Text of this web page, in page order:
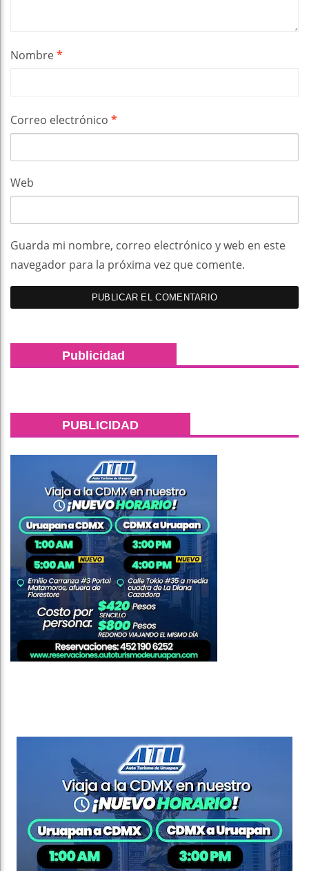
Nombre*
Correo electrónico *
Web
Guarda mi nombre, correo electrónico y web en este
navegador para la próxima vez que comente.
Publicidad
PUBLICIDAD